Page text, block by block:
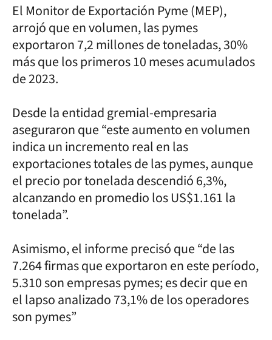
El Monitor de Exportación Pyme (MEP),
arrojó que en volumen, las pymes
exportaron 7,2 millones de toneladas, 30%
más que los primeros 10 meses acumulados
de 2023.
Desde la entidad gremial-empresaria
aseguraron que “este aumento en volumen
indica un incremento real en las
exportaciones totales de las pymes, aunque
el precio por tonelada descendió 6,3%,
alcanzando en promedio los US$1.161 la
tonelada”.
Asimismo, el informe precisó que “de las
7.264 firmas que exportaron en este período,
5.310 son empresas pymes; es decir que en
el lapso analizado 73,1% de los operadores
son pymes”